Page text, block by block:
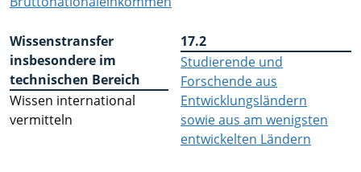
Wissenstransfer
insbesondere im
technischen Bereich
Wissen international
vermitteln
17.2
Studierende und
Forschende aus
Entwicklungsländern
sowie aus am wenigsten
entwickelten Ländern